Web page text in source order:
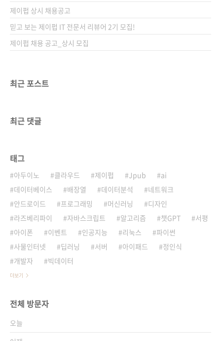
신제품 공개 행사를 밤을 새우며 보게 하고, 제품
출시 전날부터 줄을 서며 구매하도록 고객의 마
음을 훔쳤을까요? 제이펍 제품 기획 도서 《인스
파이어드..
제이펍 상시 채용공고
믿고 보는 제이펍 IT 전문서 리뷰어 2기 모집!
제이펍 채용 공고_상시 모집
최근 포스트
최근 댓글
태그
아두이노 클라우드 제이펍 Jpub
ai
데이터베이스
배장열 데이터분석
네트워크
안드로이드
프로그래밍 머신러닝
디자인
라즈베리파이
자바스크립트 알고리즘 챗GPT
서평
아이폰
이벤트 인공지능 리눅스
파이썬
사물인터넷
딥러닝 서버 아이패드
정인식
개발자
빅데이터
더보기
전체 방문자
오늘